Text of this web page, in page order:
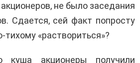
не было заседания
Сдается, сей факт попросту
тихому «раствориться»?
куша акционеры получили